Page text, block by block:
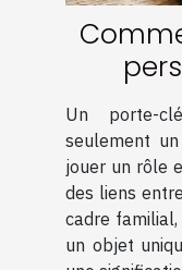
Un porte-
seulement
jouer un rôle
des liens
cadre
un objet